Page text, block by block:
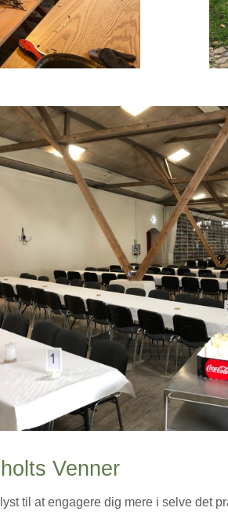
Venner
til at engagere dig mere i selve det